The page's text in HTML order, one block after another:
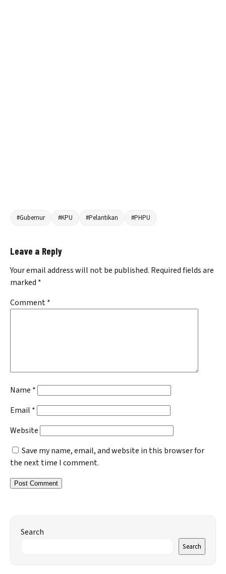
#Gubernur #KPU #Pelantikan #PHPU
Leave a Reply
Your email address will not be published. Required fields are
marked *
Comment*
Name *
Email *
Website
Save my name, email, and website in this browser for
the next time I comment.
Search
Search